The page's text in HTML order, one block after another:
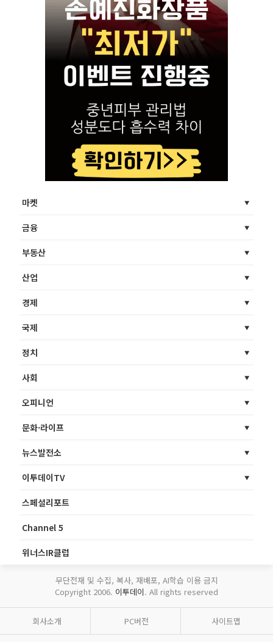
마켓
금융
부동산
산업
경제
국제
정치
사회
오피니언
문화·라이프
뉴스발전소
이투데이TV
스페셜리포트
Channel 5
위너스IR클럽
무단전재 및 수집, 복사, 재배포, AI학습 이용 금지
Copyright 2006. 이투데이. All rights reserved
회사소개 PC버전 사이트맵